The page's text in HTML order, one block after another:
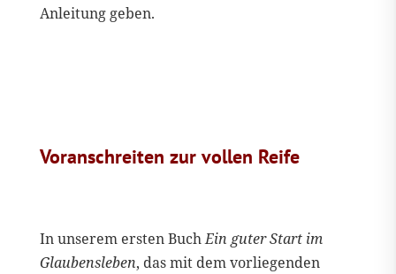
Anleitung geben.
Voranschreiten zur vollen Reife
In unserem ersten BuchEin guter Start im
Glaubensleben, das mit dem vorliegenden